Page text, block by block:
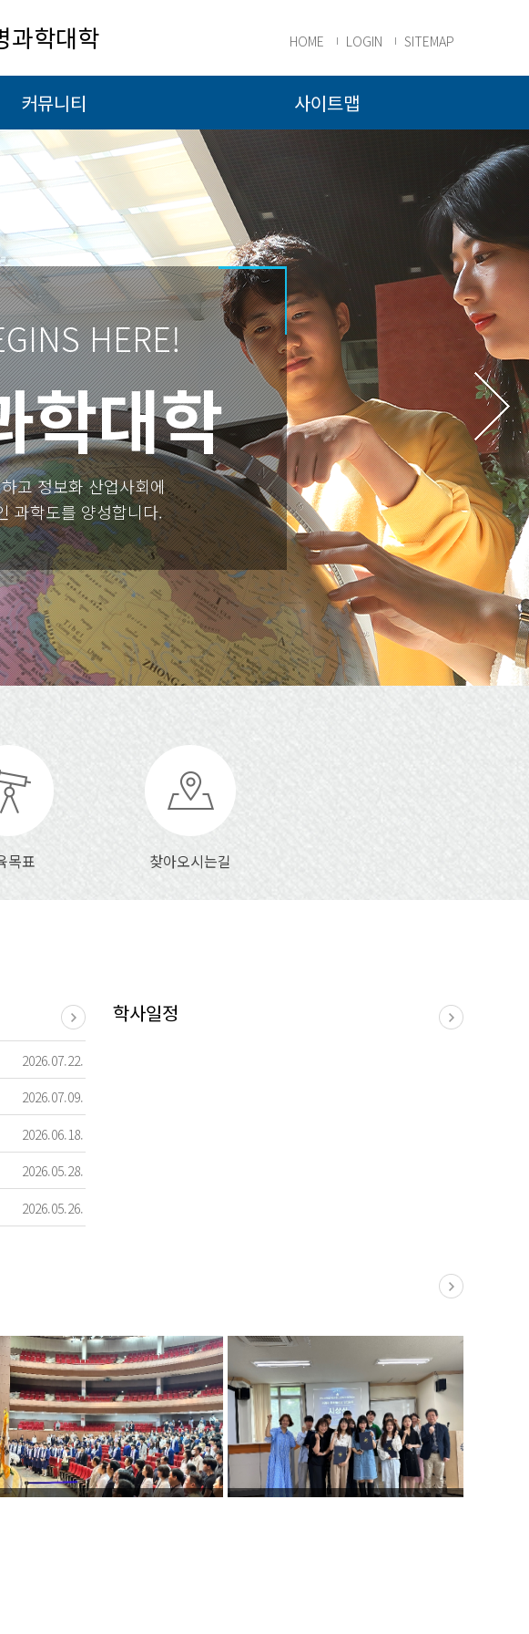
과학대학 HOME LOGIN SITEMAP
커뮤니티 사이트맵
HERE!
학대학
고 정보화 산업사회에
과학도를 양성합니다.
목표 찾아오시는길
2026.07.22.
2026.07.09.
2026.06.18.
2026.05.28.
2026.05.26.
학사일정